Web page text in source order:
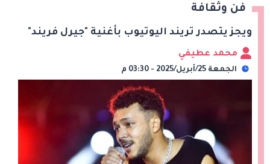
فن وثقافة
ويجز يتصدر تريند اليوتيوب بأغنية "جيرل فريند"
محمد عطيفي
الجمعة 25/أبريل/2025 - 03:30 م